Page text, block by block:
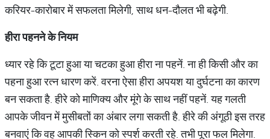
करियर-कारोबार में सफलता मिलेगी, साथ धन-दौलत भी बढ़ेगी.
हीरापहननेकेनियम
ध्‍यार रहे कि टूटा हुआ या चटका हुआ हीरा ना पहनें. ना ही किसी और का
पहना हुआ रत्‍न धारण करें. वरना ऐसा हीरा अपयश या दुर्घटना का कारण
बन सकता है. हीरे को माणिक्‍य और मूंगे के साथ नहीं पहनें. यह गलती
आपके जीवन में मुसीबतों का अंबार लगा सकती है. हीरे की अंगूठी इस तरह
बनवाएं कि वह आपकी स्किन को स्‍पर्श करती रहे. तभी पूरा फल मिलेगा.